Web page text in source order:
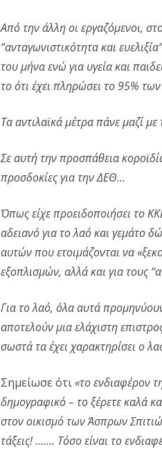
Από την άλλη οι εργαζόμενοι,
“ανταγωνιστικότητα και
του μήνα ενώ για υγεία και
το ότι έχει πληρώσει το 95%
Τα αντιλαϊκά μέτρα πάνε μαζί
Σε αυτή την προσπάθεια
προσδοκίες για την ΔΕΘ…
Όπως είχε προειδοποιήσει το
αδειανό για το λαό και γεμάτο
αυτών που ετοιμάζονται να
εξοπλισμών, αλλά και για τους
Για το λαό, όλα αυτά
αποτελούν μια ελάχιστη
σωστά τα έχει χαρακτηρίσει ο
Σημείωσε ότι«το ενδιαφέρον
δημογραφικό – το ξέρετε καλά
στον οικισμό των Άσπρων
τάξεις! ……. Τόσο είναι το